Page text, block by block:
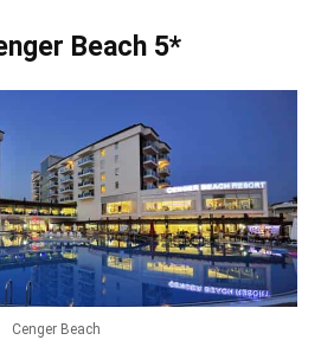
Beach 5*
Cenger Beach